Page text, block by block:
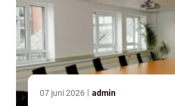
07 juni 2026 admin